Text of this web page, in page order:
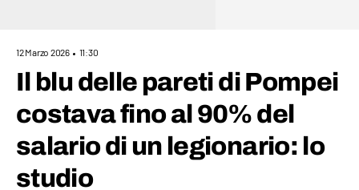
12 Marzo 2026 11:30
Il blu delle pareti di Pompei
costava fino al 90% del
salario di un legionario: lo
studio